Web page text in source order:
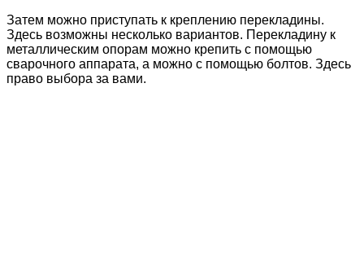
Затем можно приступать к креплению перекладины.
Здесь возможны несколько вариантов. Перекладину к
металлическим опорам можно крепить с помощью
сварочного аппарата, а можно с помощью болтов. Здесь
право выбора за вами.